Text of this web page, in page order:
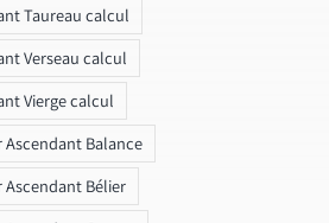
Taureau calcul
Verseau calcul
Vierge calcul
Balance
Bélier